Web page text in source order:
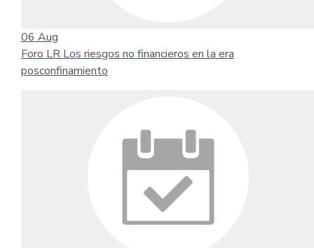
06 Aug
Foro LR Los riesgos no financieros en la era
posconfinamiento